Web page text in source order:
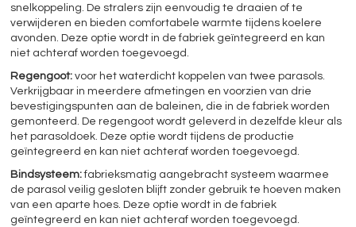
snelkoppeling. De stralers zijn eenvoudig te draaien of te
verwijderen en bieden comfortabele warmte tijdens koelere
avonden. Deze optie wordt in de fabriek geïntegreerd en kan
niet achteraf worden toegevoegd.
Regengoot: voor het waterdicht koppelen van twee parasols.
Verkrijgbaar in meerdere afmetingen en voorzien van drie
bevestigingspunten aan de baleinen, die in de fabriek worden
gemonteerd. De regengoot wordt geleverd in dezelfde kleur als
het parasoldoek. Deze optie wordt tijdens de productie
geïntegreerd en kan niet achteraf worden toegevoegd.
Bindsysteem:fabrieksmatig aangebracht systeem waarmee
de parasol veilig gesloten blijft zonder gebruik te hoeven maken
van een aparte hoes. Deze optie wordt in de fabriek
geïntegreerd en kan niet achteraf worden toegevoegd.